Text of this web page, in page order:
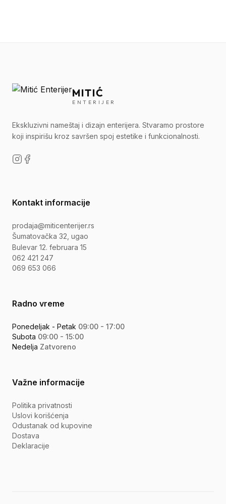
MITIĆ
ENTERIJER
Ekskluzivni nameštaj i dizajn enterijera. Stvaramo prostore
koji inspirišu kroz savršen spoj estetike i funkcionalnosti.
Kontakt informacije
prodaja@miticenterijer.rs
Šumatovačka 32, ugao
Bulevar 12. februara 15
062 421 247
069 653 066
Radno vreme
Ponedeljak - Petak 09:00 - 17:00
Subota 09:00 - 15:00
Nedelja Zatvoreno
Važne informacije
Politika privatnosti
Uslovi korišćenja
Odustanak od kupovine
Dostava
Deklaracije